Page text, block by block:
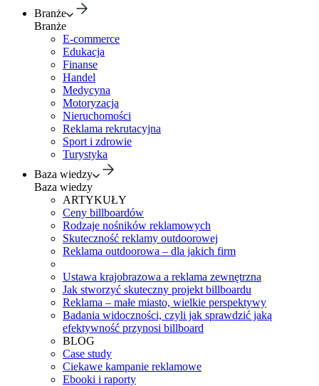
Branże
Branże
E-commerce
Edukacja
Finanse
Handel
Medycyna
Motoryzacja
Nieruchomości
Reklama rekrutacyjna
Sport i zdrowie
Turystyka
Baza wiedzy
Baza wiedzy
ARTYKUŁY
Ceny billboardów
Rodzaje nośników reklamowych
Skuteczność reklamy outdoorowej
Reklama outdoorowa – dla jakich firm
Ustawa krajobrazowa a reklama zewnętrzna
Jak stworzyć skuteczny projekt billboardu
Reklama – małe miasto, wielkie perspektywy
Badania widoczności, czyli jak sprawdzić jaką
efektywność przynosi billboard
BLOG
Case study
Ciekawe kampanie reklamowe
Ebooki i raporty